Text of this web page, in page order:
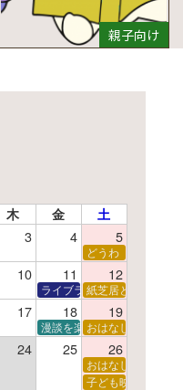
親子向け
木 金 土
3 4 5
どうわ
10 11 12
ん ライブラリーシアター
紙芝居と折り紙
17 18 19
漫談を楽しむ会 ～漫談DVD
おはなし会
24 25 26
シック
特別映画会「調査屋マオさんの恋文
おはなし会
子ども映画会